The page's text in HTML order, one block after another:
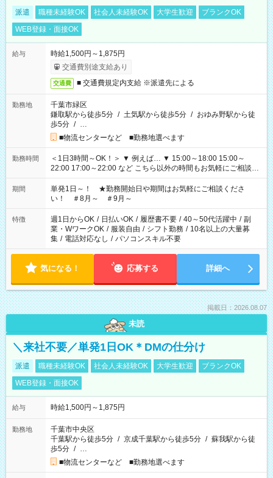
派遣 職種未経験OK 社会人未経験OK 大学生歓迎
ブランクOK
WEB登録・面接OK
給与
時給1,500円～1,875円
交通費別途支給あり
交通費 ■ 交通費規定内支給 ※派遣先による
勤務地
千葉市緑区
鎌取駅から徒歩5分 / 土気駅から徒歩5分 / おゆみ野駅から徒
歩5分 / …
■物流センターなど ■勤務地選べます
勤務時間
＜1日3時間～OK！＞ ▼ 例えば… ▼ 15:00～18:00 15:00～
22:00 17:00～22:00 など こちら以外の時間もお気軽にご相談く
ださい！
期間
単発1日～！ ★勤務開始日や期間はお気軽にご相談くださ
い！ ＃8月～ ＃9月～
特徴 週1日からOK / 日払いOK / 履歴書不要 / 40～50代活躍中 / 副
業・WワークOK / 服装自由 / シフト勤務 / 10名以上の大量募
集 / 電話対応なし / パソコンスキル不要
気になる！ 応募する 詳細へ
掲載日：2026.08.07
未読
＼来社不要／単発1日OK＊DMの仕分け
派遣 職種未経験OK 社会人未経験OK 大学生歓迎
ブランクOK
WEB登録・面接OK
給与 時給1,500円～1,875円
勤務地
千葉市中央区
千葉駅から徒歩5分 / 京成千葉駅から徒歩5分 / 蘇我駅から徒
歩5分 / …
■物流センターなど ■勤務地選べます